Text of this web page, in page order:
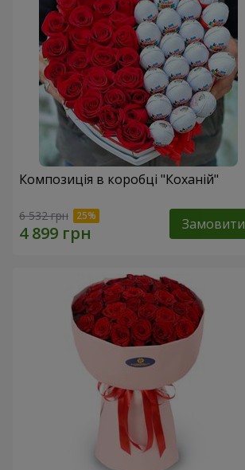
Композиція в коробці "Коханій"
6 532 грн Замовити